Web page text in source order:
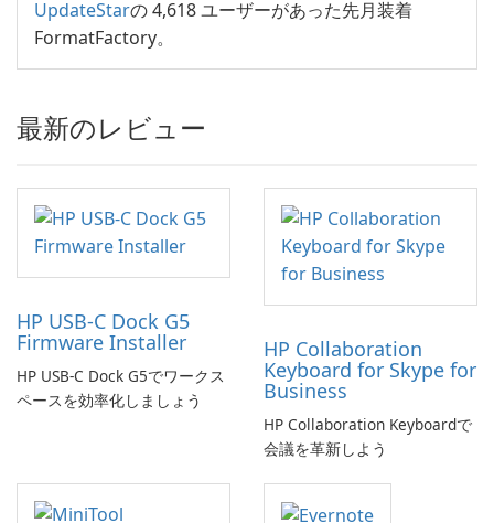
UpdateStarの 4,618 ユーザーがあった先月装着
FormatFactory。
最新のレビュー
HP USB-C Dock G5
Firmware Installer
HP USB-C Dock G5でワークス
ペースを効率化しましょう
HP Collaboration
Keyboard for Skype for
Business
HP Collaboration Keyboardで
会議を革新しよう